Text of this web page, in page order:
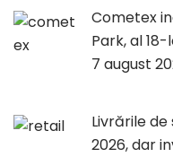
Cometex
Park, al
7 august
Livrările
2026, dar